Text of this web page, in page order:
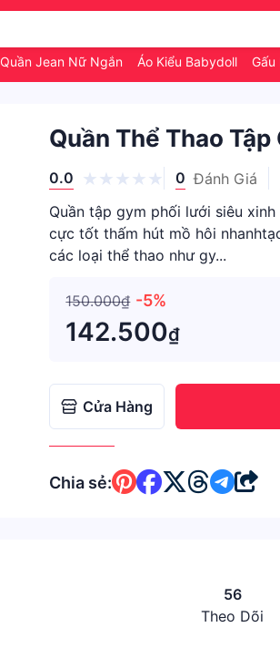
Quần Jean Nữ Ngắn Áo Kiểu Babydoll Gấu
Quần Thể Thao Tập
0.0 0 Đánh Giá
Quần tập gym phối lưới siêu
cực tốt thấm hút mồ hôi
các loại thể thao như gy...
150.000₫ -5%
142.500₫
Cửa Hàng
Chia sẻ:
56
Theo Dõi